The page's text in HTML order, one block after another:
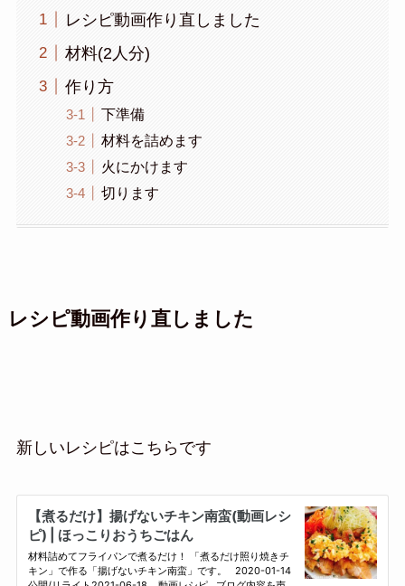
レシピ動画作り直しました
材料(2人分)
作り方
下準備
材料を詰めます
火にかけます
切ります
レシピ動画作り直しました
新しいレシピはこちらです